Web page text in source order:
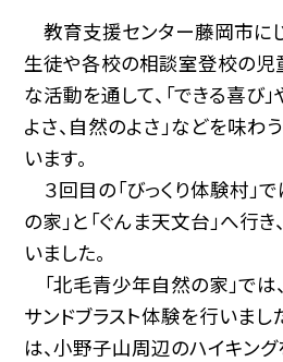
教育支援センター藤岡市に
生徒や各校の相談室登校の児
な活動を通して、「できる喜び
よさ、自然のよさ」などを味わ
います。
３回目の「びっくり体験村」
の家」と「ぐんま天文台」へ行
いました。
「北毛青少年自然の家」では
サンドブラスト体験を行いまし
は、小野子山周辺のハイキング